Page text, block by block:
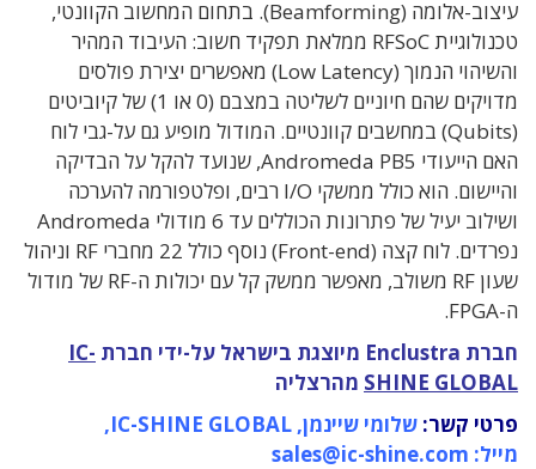
עיצוב-אלומה (Beamforming). בתחום המחשוב הקוונטי,
טכנולוגיית RFSoC ממלאת תפקיד חשוב: העיבוד המהיר
והשיהוי הנמוך (Low Latency) מאפשרים יצירת פולסים
מדויקים שהם חיוניים לשליטה במצבם (0 או 1) של קיוביטים
(Qubits) במחשבים קוונטיים. המודול מופיע גם על-גבי לוח
האם הייעודי Andromeda PB5, שנועד להקל על הבדיקה
והיישום. הוא כולל ממשקי I/O רבים, ופלטפורמה להערכה
ושילוב יעיל של פתרונות הכוללים עד 6 מודולי Andromeda
נפרדים. לוח קצה (Front-end) נוסף כולל 22 מחברי RF וניהול
שעון RF משולב, מאפשר ממשק קל עם יכולות ה-RF של מודול
ה-FPGA.
חברת Enclustra מיוצגת בישראל על-ידי חברת
IC-
SHINE GLOBAL מהרצליה
פרטי קשר:
שלומי שיינמן, IC-SHINE GLOBAL,
מייל: sales@ic-shine.com